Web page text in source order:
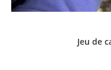
Jeu de